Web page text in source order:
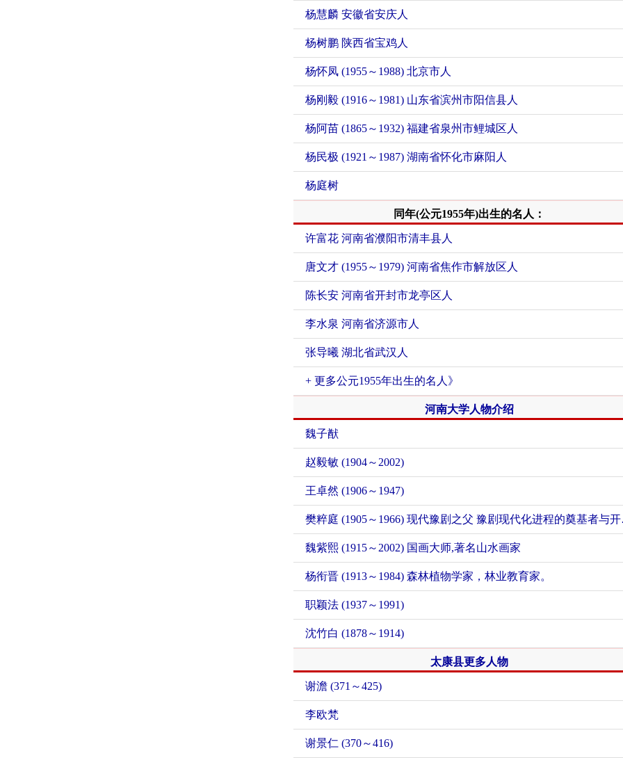
杨慧麟 安徽省安庆人
杨树鹏 陕西省宝鸡人
杨怀凤 (1955～1988) 北京市人
杨刚毅 (1916～1981) 山东省滨州市阳信县人
杨阿苗 (1865～1932) 福建省泉州市鲤城区人
杨民极 (1921～1987) 湖南省怀化市麻阳人
杨庭树
同年(公元1955年)出生的名人：
许富花 河南省濮阳市清丰县人
唐文才 (1955～1979) 河南省焦作市解放区人
陈长安 河南省开封市龙亭区人
李水泉 河南省济源市人
张导曦 湖北省武汉人
+ 更多公元1955年出生的名人》
河南大学人物介绍
魏子猷
赵毅敏 (1904～2002)
王卓然 (1906～1947)
樊粹庭
魏紫熙 (1915～2002) 国画大师,著名山水画家
杨衔晋 (1913～1984) 森林植物学家，林业教育家。
职颖法 (1937～1991)
沈竹白 (1878～1914)
太康县更多人物
谢澹 (371～425)
李欧梵
谢景仁 (370～416)